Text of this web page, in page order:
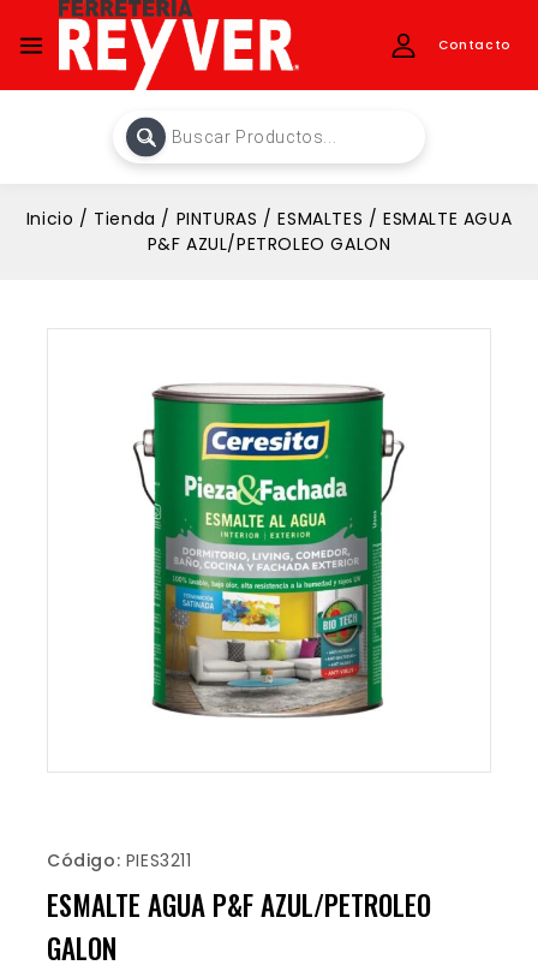
Contacto
Inicio / Tienda / PINTURAS / ESMALTES / ESMALTE AGUA
P&F AZUL/PETROLEO GALON
Código: PIES3211
ESMALTE AGUA P&F AZUL/PETROLEO
GALON